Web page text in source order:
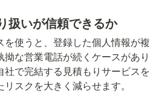
扱いが信頼できるか
を使うと、登録した個人情報が複
な営業電話が続くケースがあり
社で完結する見積もりサービスを
スクを大きく減らせます。